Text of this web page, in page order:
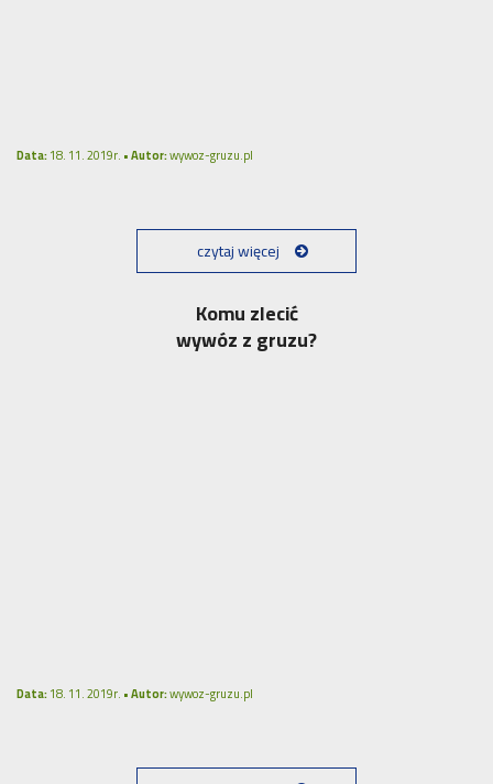
Data:18. 11. 2019r. •Autor:wywoz-gruzu.pl
czytaj więcej
Komu zlecić
wywóz z gruzu?
Data:18. 11. 2019r. •Autor:wywoz-gruzu.pl